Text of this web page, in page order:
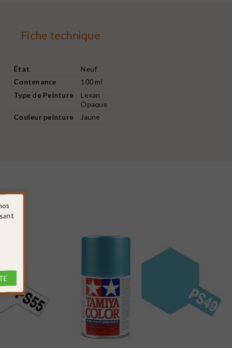
Fiche technique
État
Neuf
Contenance
100 ml
Type de Peinture
Lexan
Opaque
Couleur peinture
Jaune